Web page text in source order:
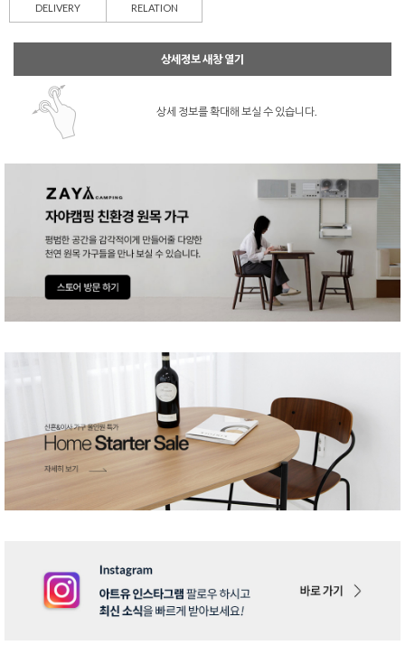
DELIVERY RELATION
상세정보 새창 열기
상세 정보를 확대해 보실 수 있습니다.